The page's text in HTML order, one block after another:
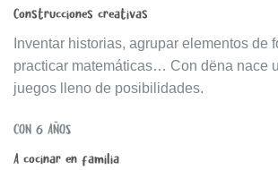
Construcciones creativas
Inventar historias, agrupar elementos de
practicar matemáticas… Con dëna nace
juegos lleno de posibilidades.
CON 6 AÑOS
A cocinar en familia